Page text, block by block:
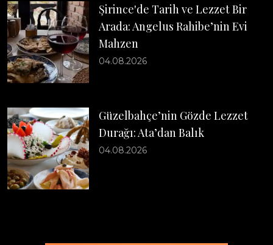
Şirince'de Tarih ve Lezzet Bir
Arada: Angelus Rahibe’nin Evi
Mahzen
04.08.2026
Güzelbahçe’nin Gözde Lezzet
Durağı: Ata’dan Balık
04.08.2026